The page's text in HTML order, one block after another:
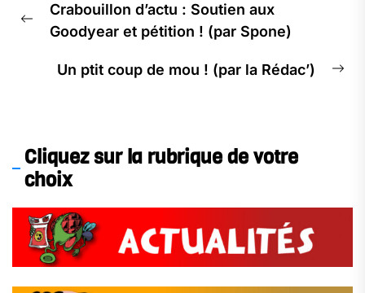
de
l’article
Previous
Crabouillon d’actu : Soutien aux
Goodyear et pétition ! (par Spone)
Un ptit coup de mou ! (par la Rédac’)
Cliquez sur la rubrique de votre
choix